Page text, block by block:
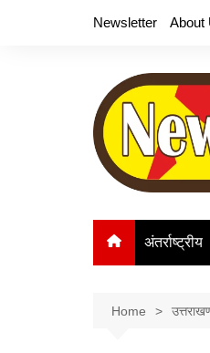
Newsletter About
अंतर्राष्ट्रीय
Home